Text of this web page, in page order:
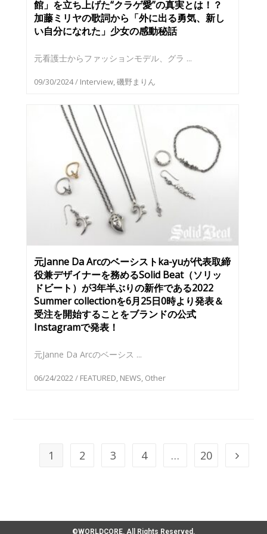
館」を立ち上げた“クラゲ愛”の真実とは！？
加藤ミリヤの歌詞から「外に出る勇気、新し
い自分になれた」少女の感動秘話
元看護士からファッションモデル、グラ ...
09/30/2024/ Interview,磯野まりん
元Janne Da Arcのベーシストka-yuが代表取締
役兼デザイナーを務めるSolid Beat（ソリッ
ドビート）が3年半ぶりの新作である2022
Summer collectionを6月25日0時より発表＆
受注を開始することをブランドの公式
Instagramで発表！
元Janne Da Arcのベーシス ...
06/24/2022/ FEATURED, NEWS, Other
1 2 3 4 … 20
©WORLDCORE. All Rights Reserved.